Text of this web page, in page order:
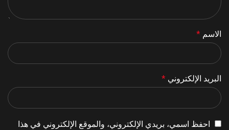
الاسم *
البريد الإلكتروني *
احفظ اسمي، بريدي الإلكتروني، والموقع الإلكتروني في هذا